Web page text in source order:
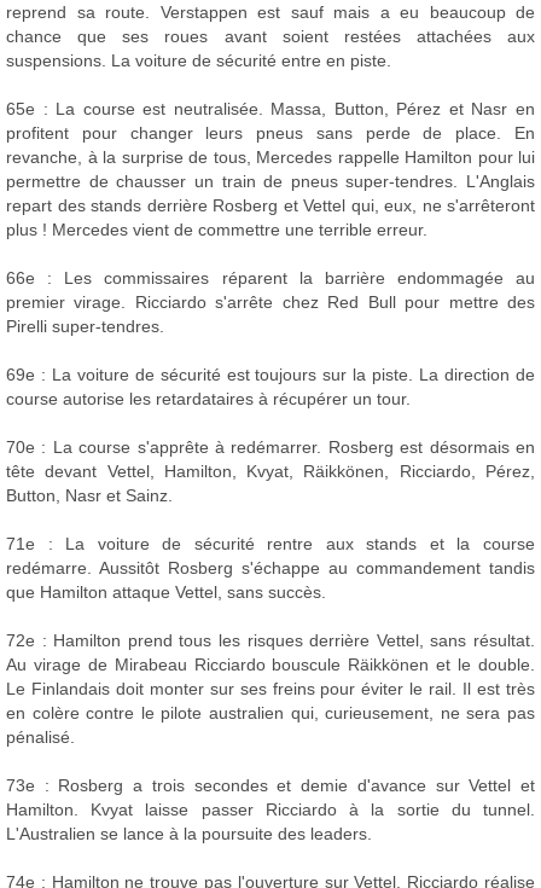
reprend sa route. Verstappen est sauf mais a eu beaucoup de
chance que ses roues avant soient restées attachées aux
suspensions. La voiture de sécurité entre en piste.
65e : La course est neutralisée. Massa, Button, Pérez et Nasr en
profitent pour changer leurs pneus sans perde de place. En
revanche, à la surprise de tous, Mercedes rappelle Hamilton pour lui
permettre de chausser un train de pneus super-tendres. L'Anglais
repart des stands derrière Rosberg et Vettel qui, eux, ne s'arrêteront
plus ! Mercedes vient de commettre une terrible erreur.
66e : Les commissaires réparent la barrière endommagée au
premier virage. Ricciardo s'arrête chez Red Bull pour mettre des
Pirelli super-tendres.
69e : La voiture de sécurité est toujours sur la piste. La direction de
course autorise les retardataires à récupérer un tour.
70e : La course s'apprête à redémarrer. Rosberg est désormais en
tête devant Vettel, Hamilton, Kvyat, Räikkönen, Ricciardo, Pérez,
Button, Nasr et Sainz.
71e : La voiture de sécurité rentre aux stands et la course
redémarre. Aussitôt Rosberg s'échappe au commandement tandis
que Hamilton attaque Vettel, sans succès.
72e : Hamilton prend tous les risques derrière Vettel, sans résultat.
Au virage de Mirabeau Ricciardo bouscule Räikkönen et le double.
Le Finlandais doit monter sur ses freins pour éviter le rail. Il est très
en colère contre le pilote australien qui, curieusement, ne sera pas
pénalisé.
73e : Rosberg a trois secondes et demie d'avance sur Vettel et
Hamilton. Kvyat laisse passer Ricciardo à la sortie du tunnel.
L'Australien se lance à la poursuite des leaders.
74e : Hamilton ne trouve pas l'ouverture sur Vettel. Ricciardo réalise